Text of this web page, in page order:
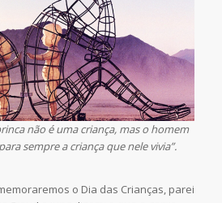
não é uma criança, mas o homem
sempre a criança que nele vivia”.
o Dia das Crianças, parei